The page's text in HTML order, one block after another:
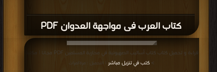
كتاب العرب فى مواجهة العدوان PDF
قراءة و تحميل كتاب كتاب أساليب الصهيونية في محاربة المسلمين PDF مجانا | مكتبة
>كتب في تنزيل مباشر | التحميل : مرة/مرات